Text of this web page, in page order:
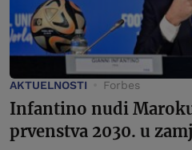
AKTUELNOSTI Forbes
Infantino nudi
prvenstva 2030. u